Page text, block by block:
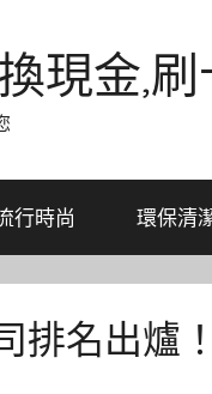
現金,
行時尚 環保清
排名出爐